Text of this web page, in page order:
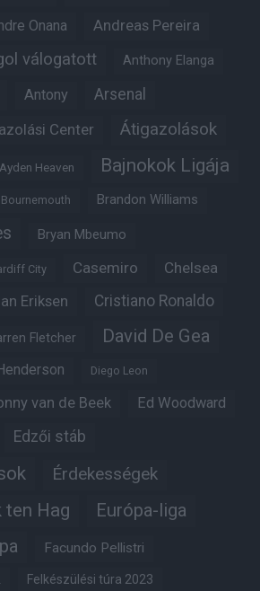
Onana Andreas Pereira
válogatott Anthony Elanga
Antony Arsenal
Center Átigazolások
Ayden Heaven Bajnokok Ligája
Bournemouth Brandon Williams
Bryan Mbeumo
City Casemiro Chelsea
Eriksen Cristiano Ronaldo
Fletcher David De Gea
Diego Leon
van de Beek Ed Woodward
Edzői stáb
Érdekességek
ten Hag Európa-liga
Facundo Pellistri
Felkészülési túra 2023